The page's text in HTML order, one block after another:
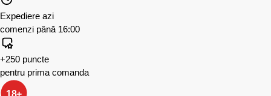
Expediere azi
comenzi până 16:00
+250 puncte
pentru prima comanda